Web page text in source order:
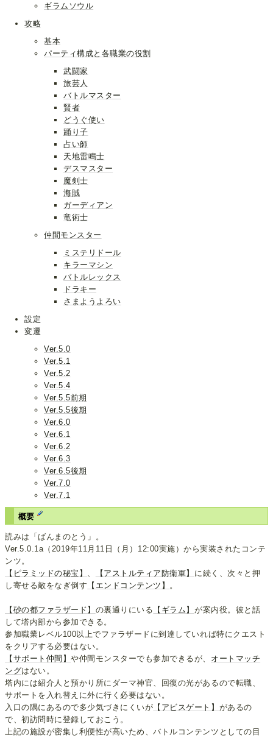
ギラムソウル
攻略
基本
パーティ構成と各職業の役割
武闘家
旅芸人
バトルマスター
賢者
どうぐ使い
踊り子
占い師
天地雷鳴士
デスマスター
魔剣士
海賊
ガーディアン
竜術士
仲間モンスター
ミステリドール
キラーマシン
バトルレックス
ドラキー
さまようよろい
設定
変遷
Ver.5.0
Ver.5.1
Ver.5.2
Ver.5.4
Ver.5.5前期
Ver.5.5後期
Ver.6.0
Ver.6.1
Ver.6.2
Ver.6.3
Ver.6.5後期
Ver.7.0
Ver.7.1
概要
読みは「ばんまのとう」。
Ver.5.0.1a（2019年11月11日（月）12:00実施）から実装されたコンテ
ンツ。
【ピラミッドの秘宝】
【アストルティア防衛軍】 に続く、次々と押
し寄せる敵をなぎ倒す 【エンドコンテンツ】 。
【砂の都ファラザード】 の裏通りにいる 【ギラム】 が案内役。彼と話
して塔内部から参加できる。
参加職業レベル100以上でファラザードに到達していれば特にクエスト
をクリアする必要はない。
【サポート仲間】や仲間モンスターでも参加できるが、 オートマッチ
ングはない。
塔内には紹介人と預かり所にダーマ神官、回復の光があるので転職、
サポートを入れ替えに外に行く必要はない。
入口の隅にあるので多少気づきにくいが 【アビスゲート】 があるの
で、初訪問時に登録しておこう。
上記の施設が密集し利便性が高いため、バトルコンテンツとしての目